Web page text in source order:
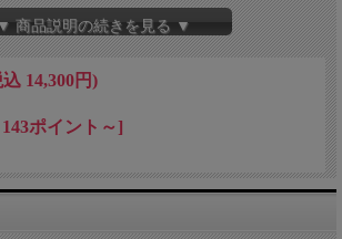
▼ 商品説明の続きを見る ▼
14,300円)
ポイント～]